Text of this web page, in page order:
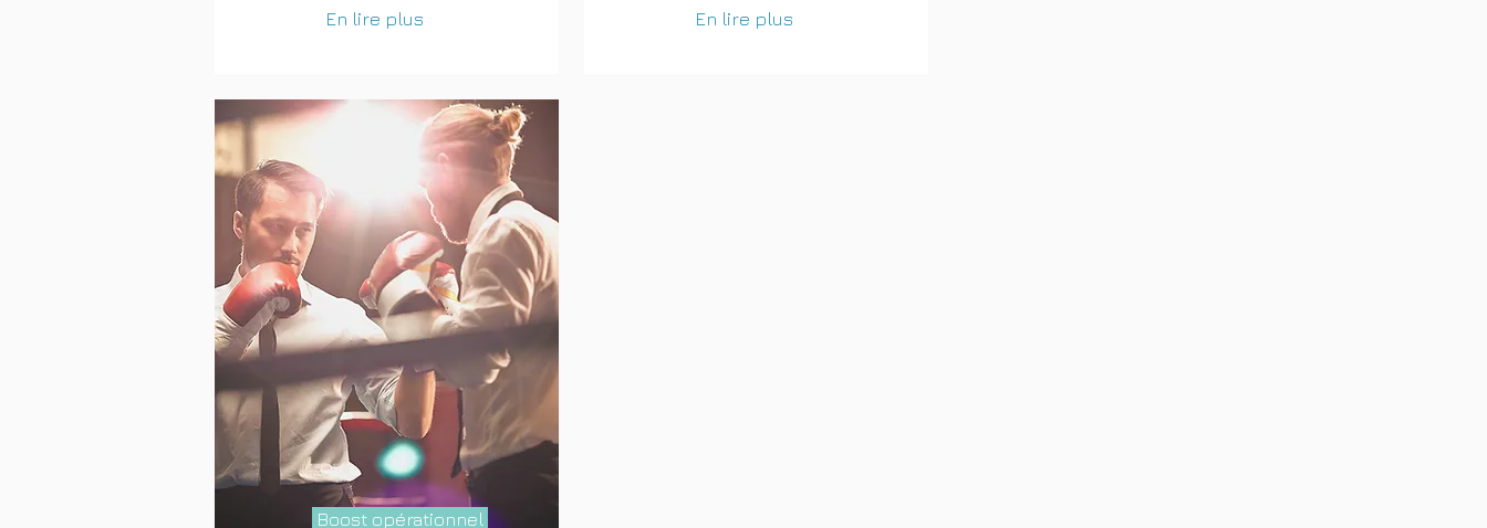
En lire plus En lire plus
Boost opérationnel